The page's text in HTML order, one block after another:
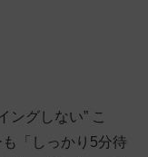
ングしない” こ
「しっかり5分待